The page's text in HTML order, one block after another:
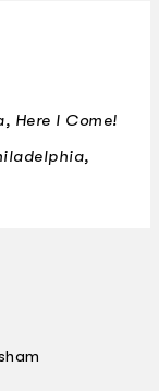
Here I Come!